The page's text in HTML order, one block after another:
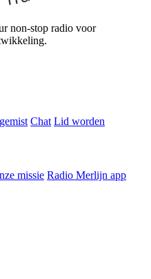
non-stop radio voor
Chat Lid worden
missie Radio Merlijn app